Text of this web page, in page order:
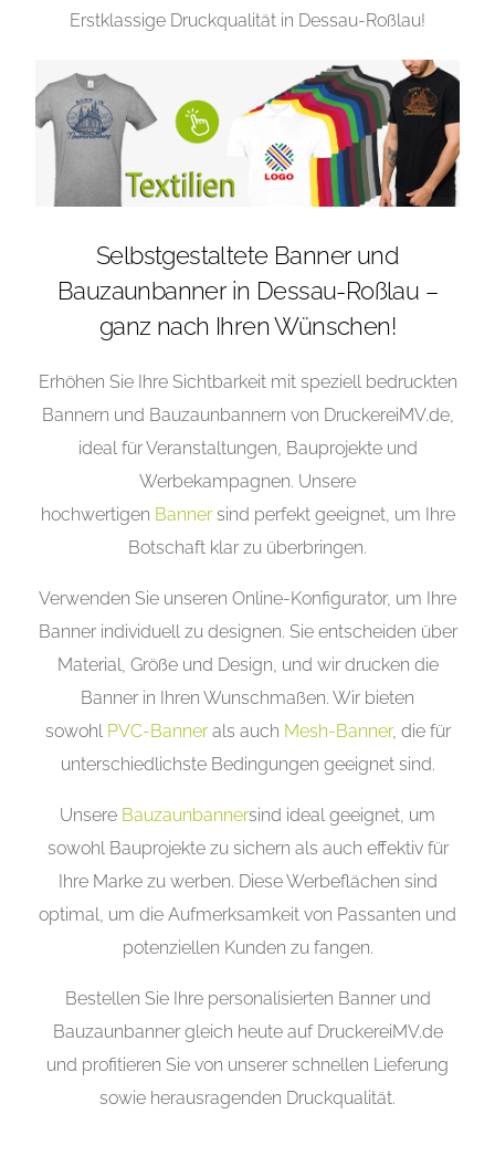
Erstklassige Druckqualität in Dessau-Roßlau!
Selbstgestaltete Banner und
Bauzaunbanner in Dessau-Roßlau –
ganz nach Ihren Wünschen!
Erhöhen Sie Ihre Sichtbarkeit mit speziell bedruckten
Bannern und Bauzaunbannern von DruckereiMV.de,
ideal für Veranstaltungen, Bauprojekte und
Werbekampagnen. Unsere
hochwertigen Bannersind perfekt geeignet, um Ihre
Botschaft klar zu überbringen.
Verwenden Sie unseren Online-Konfigurator, um Ihre
Banner individuell zu designen. Sie entscheiden über
Material, Größe und Design, und wir drucken die
Banner in Ihren Wunschmaßen. Wir bieten
sowohl PVC-Bannerals auch Mesh-Banner, die für
unterschiedlichste Bedingungen geeignet sind.
Unsere Bauzaunbannersind ideal geeignet, um
sowohl Bauprojekte zu sichern als auch effektiv für
Ihre Marke zu werben. Diese Werbeflächen sind
optimal, um die Aufmerksamkeit von Passanten und
potenziellen Kunden zu fangen.
Bestellen Sie Ihre personalisierten Banner und
Bauzaunbanner gleich heute auf DruckereiMV.de
und profitieren Sie von unserer schnellen Lieferung
sowie herausragenden Druckqualität.